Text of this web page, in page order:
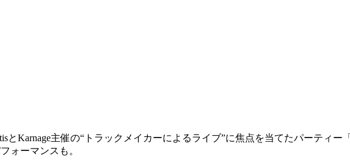
とKarnage主催の“トラックメイカーによるライブ”に焦点を当てたパーティー
ォーマンスも。